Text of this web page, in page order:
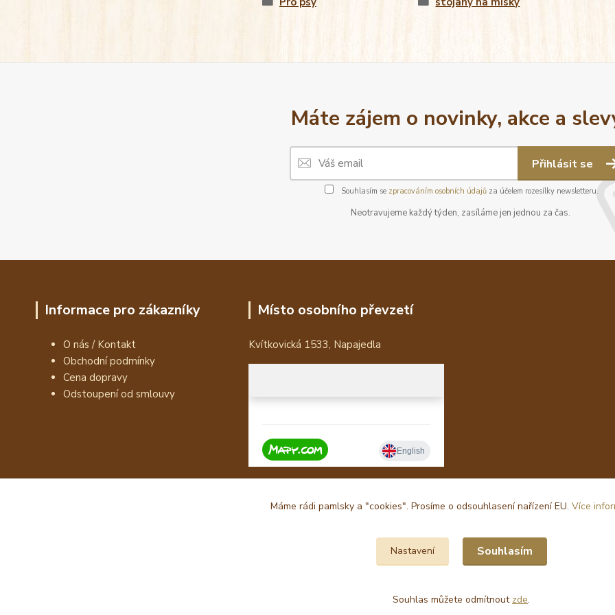
Máte zájem o novinky, akce a
Přihlásit se
Souhlasím se zpracováním osobních údajůza účelem rozesílky newsletteru.
Neotravujeme každý týden, zasíláme jen jednou za čas.
Informace pro zákazníky
O nás / Kontakt
Obchodní podmínky
Cena dopravy
Odstoupení od smlouvy
Místo osobního převzetí
Kvítkovická 1533, Napajedla
Máme rádi pamlsky a "cookies". Prosíme o odsouhlasení nařízení EU. Více
Nastavení Souhlasím
Souhlas můžete odmítnout zde.